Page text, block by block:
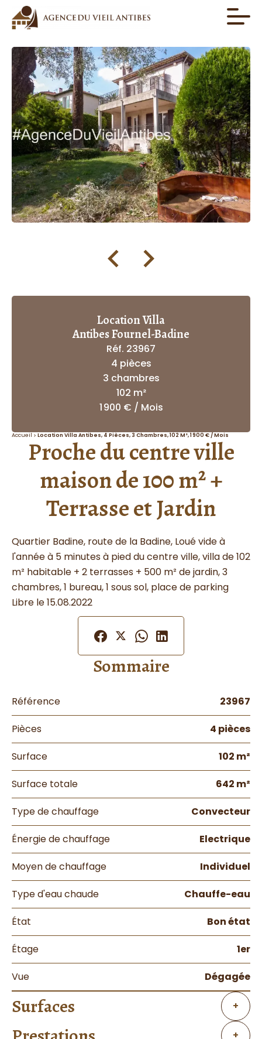
Location Villa
Antibes Fournel-Badine
Réf. 23967
4 pièces
3 chambres
102 m²
1 900 € / Mois
Accueil Location Villa Antibes, 4 Pièces, 3 Chambres, 102 M², 1 900 € / Mois
Proche du centre ville
maison de 100 m² +
Terrasse et Jardin
Quartier Badine, route de la Badine, Loué vide à
l'année à 5 minutes à pied du centre ville, villa de 102
m² habitable + 2 terrasses + 500 m² de jardin, 3
chambres, 1 bureau, 1 sous sol, place de parking
Libre le 15.08.2022
Sommaire
Référence 23967
Pièces 4 pièces
Surface 102 m²
Surface totale 642 m²
Type de chauffage Convecteur
Énergie de chauffage Electrique
Moyen de chauffage Individuel
Type d'eau chaude Chauffe-eau
État Bon état
Étage 1er
Vue Dégagée
Surfaces +
+